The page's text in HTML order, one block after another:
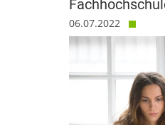
06.07.2022